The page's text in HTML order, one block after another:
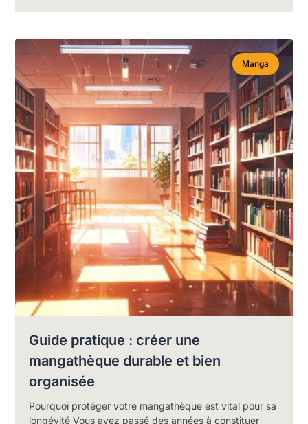
Manga
Guide pratique : créer une
mangathèque durable et bien
organisée
Pourquoi protéger votre mangathèque est vital pour sa
longévité Vous avez passé des années à constituer